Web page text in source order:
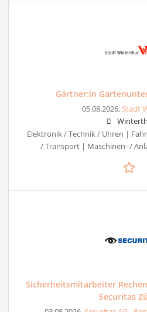
Gärtner:in
05.08.2026,Stadt
Elektronik / Technik / Uhren |
/ Transport | Maschinen- /
Sicherheitsmitarbeiter
Securitas